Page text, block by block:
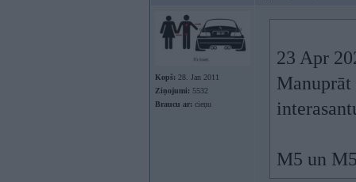
Kopš: 28. Jan 2011
Ziņojumi: 5532
Braucu ar: cieņu
23 Apr
M5 un